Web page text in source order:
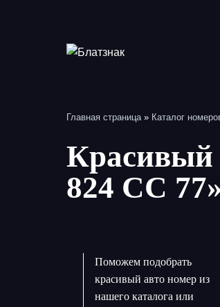
содержимому
Главная страница» Каталог
Красивый
824 СС
Поможем подобрать
красивый авто номер из
нашего каталога или